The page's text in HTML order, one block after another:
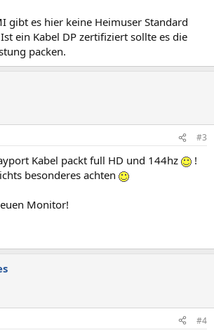
gibt es hier keine Heimuser Standard
ein Kabel DP zertifiziert sollte es die
packen.
#3
Kabel packt full HD und 144hz
!
besonderes achten
Monitor!
#4